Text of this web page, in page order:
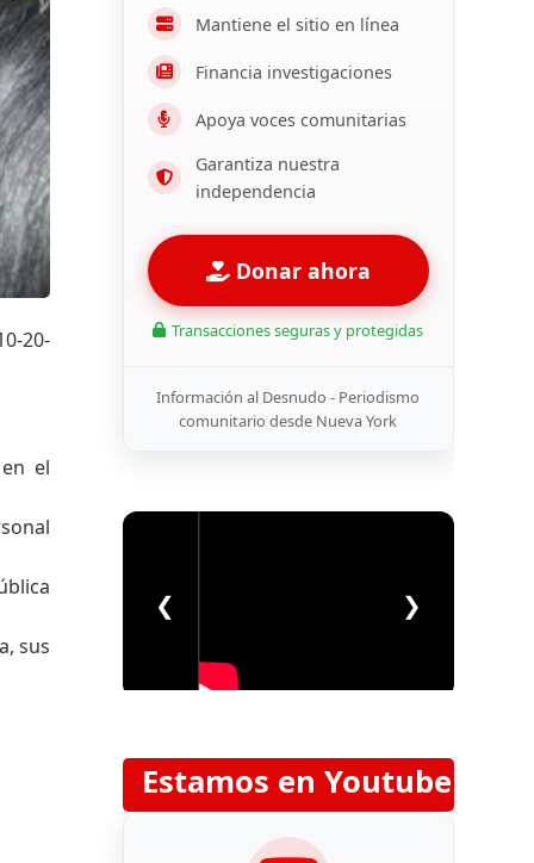
20-
el
sus
Mantiene el sitio en línea
Financia investigaciones
Apoya voces comunitarias
Garantiza nuestra
independencia
Donar ahora
Transacciones seguras y protegidas
Información al Desnudo - Periodismo
comunitario desde Nueva York
❮ ❯
Estamos en Youtube